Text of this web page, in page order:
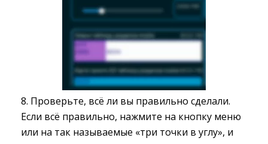
8. Проверьте, всё ли вы правильно сделали.
Если всё правильно, нажмите на кнопку меню
или на так называемые «три точки в углу», и